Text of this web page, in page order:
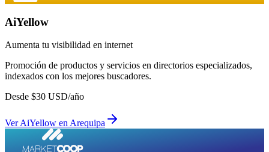
AiYellow
Aumenta tu visibilidad en internet
Promoción de productos y servicios en directorios especializados,
indexados con los mejores buscadores.
Desde $30 USD/año
VerAiYellow en Arequipa